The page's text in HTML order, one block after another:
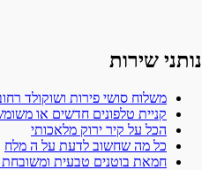
נותני שירות
משלוח סושי פירות ושוקולד
קניית טלפונים חדשים או
הכל על קיר ירוק מלאכותי
כל מה שחשוב לדעת על ה מלח
חמאת בוטנים טבעית ומשובחת